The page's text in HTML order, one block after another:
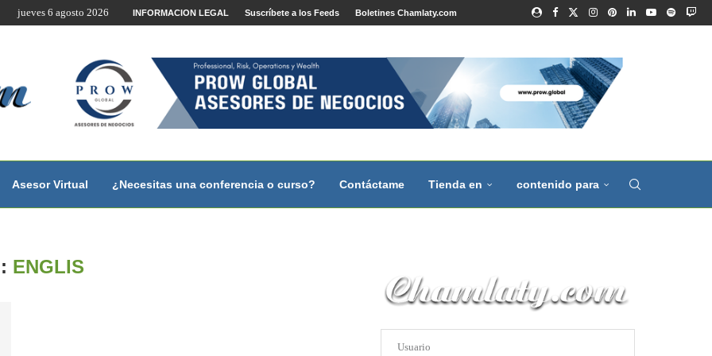
por Internet y Videoconferencia.
jueves 6 agosto 2026 INFORMACION LEGAL Suscríbete a los Feeds Boletines Chamlaty.com
Asesor Virtual ¿Necesitas una conferencia o curso? Contáctame Tienda en contenido para
ENGLIS